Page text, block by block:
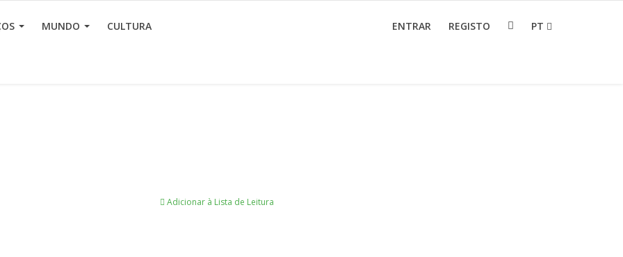
MUNDO CULTURA ENTRAR REGISTO PT
Adicionar à Lista de Leitura